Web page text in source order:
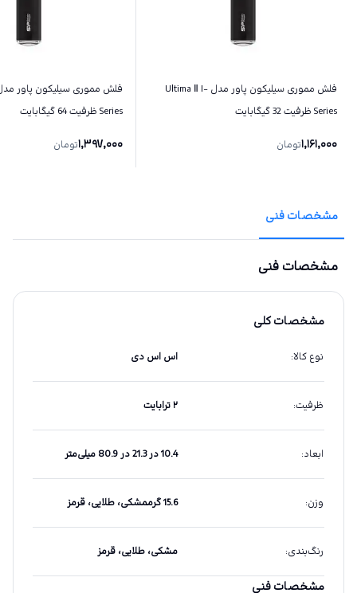
فلش مموری سیلیکون پاور مدل Ultima Ⅱ I-
Series ظرفیت 32 گیگابایت
1,161,000تومان
Series ظرفیت 64 گیگابایت
1,397,000تومان
مشخصات فنی
مشخصات فنی
مشخصات کلی
نوع کالا: اس اس دی
ظرفیت: ۲ ترابایت
ابعاد: 10.4 در 21.3 در 80.9 میلی‌متر
وزن: 15.6 گرممشکی، طلایی، قرمز
رنگ‌بندی: مشکی، طلایی، قرمز
مشخصات فنی